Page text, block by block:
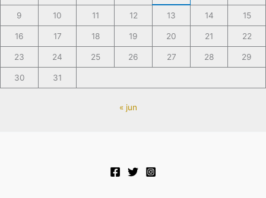
9 10 11 12 13 14 15
16 17 18 19 20 21 22
23 24 25 26 27 28 29
30 31
« jun